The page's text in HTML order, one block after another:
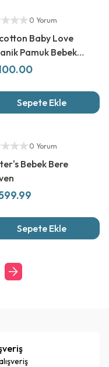
0 Yorum
Baby Love
Pamuk Bebek
Sepete Ekle
0 Yorum
Bebek Bere
Sepete Ekle